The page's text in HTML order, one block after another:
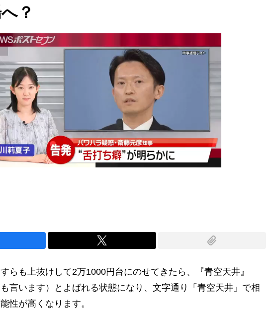
？
らも上抜けして2万1000円台にのせてきたら、『青空天井』
も言います）とよばれる状態になり、文字通り「青空天井」で相
性が高くなります。